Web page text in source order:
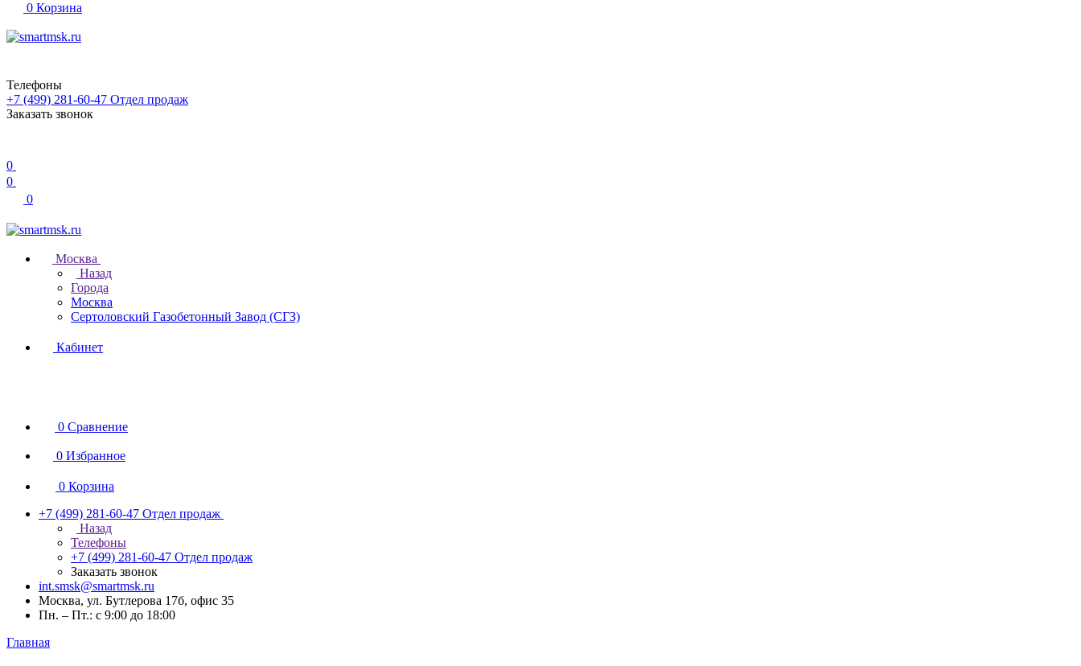
0 Корзина
Телефоны
+7 (499) 281-60-47 Отдел продаж
Заказать звонок
0
0
0
Москва
Назад
Города
Москва
Сертоловский Газобетонный Завод (СГЗ)
Кабинет
0 Сравнение
0 Избранное
0 Корзина
+7 (499) 281-60-47 Отдел продаж
Назад
Телефоны
+7 (499) 281-60-47 Отдел продаж
Заказать звонок
int.smsk@smartmsk.ru
Москва, ул. Бутлерова 17б, офис 35
Пн. – Пт.: с 9:00 до 18:00
Главная